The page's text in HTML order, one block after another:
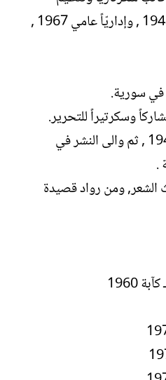
وإدارة, ومقاتلاً في حرب 1948 , وإداريّاً عامي 1967 ,
في سورية.
وسكرتيراً للتحرير.
- نشر أولى قصائده عام 1946 , ثم والى النشر في
.
ومن رواد قصيدة